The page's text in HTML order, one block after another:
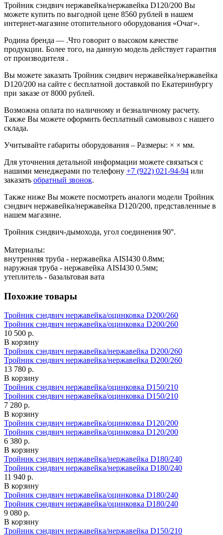
Тройник сэндвич нержавейка/нержавейка D120/200 Вы
можете купить по выгодной цене 8560 рублей в нашем
интернет-магазине отопительного оборудования «Очаг».
Родина бренда — .Что говорит о высоком качестве
продукции. Более того, на данную модель действует гарантия
от производителя .
Вы можете заказать Тройник сэндвич нержавейка/нержавейка
D120/200 на сайте с бесплатной доставкой по Екатеринбургу
при заказе от 8000 рублей.
Возможна оплата по наличному и безналичному расчету.
Также Вы можете оформить бесплатный самовывоз с нашего
склада.
Учитывайте габариты оборудования – Размеры: × × мм.
Для уточнения детальной информации можете связаться с
нашими менеджерами по телефону +7 (922) 021-94-94 или
заказать обратный звонок.
Также ниже Вы можете посмотреть аналоги модели Тройник
сэндвич нержавейка/нержавейка D120/200, представленные в
нашем магазине.
Тройник сэндвич-дымохода, угол соединения 90°.
Материалы:
внутренняя труба - нержавейка AISI430 0.8мм;
наружная труба - нержавейка AISI430 0.5мм;
утеплитель - базальтовая вата
Похожие товары
Тройник сэндвич нержавейка/оцинковка D200/260
Тройник сэндвич нержавейка/оцинковка D200/260
10 500 р.
В корзину
Тройник сэндвич нержавейка/нержавейка D200/260
Тройник сэндвич нержавейка/нержавейка D200/260
13 780 р.
В корзину
Тройник сэндвич нержавейка/оцинковка D150/210
Тройник сэндвич нержавейка/оцинковка D150/210
7 280 р.
В корзину
Тройник сэндвич нержавейка/оцинковка D120/200
Тройник сэндвич нержавейка/оцинковка D120/200
6 380 р.
В корзину
Тройник сэндвич нержавейка/нержавейка D180/240
Тройник сэндвич нержавейка/нержавейка D180/240
11 940 р.
В корзину
Тройник сэндвич нержавейка/оцинковка D180/240
Тройник сэндвич нержавейка/оцинковка D180/240
9 080 р.
В корзину
Тройник сэндвич нержавейка/нержавейка D150/210